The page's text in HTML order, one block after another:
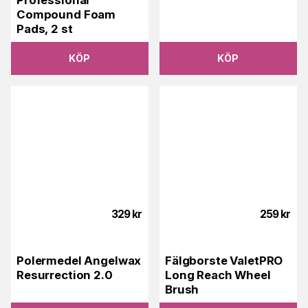
Compound Foam
Pads, 2 st
KÖP KÖP
329 kr
Polermedel Angelwax
Resurrection 2.0
259 kr
Fälgborste ValetPRO
Long Reach Wheel
Brush